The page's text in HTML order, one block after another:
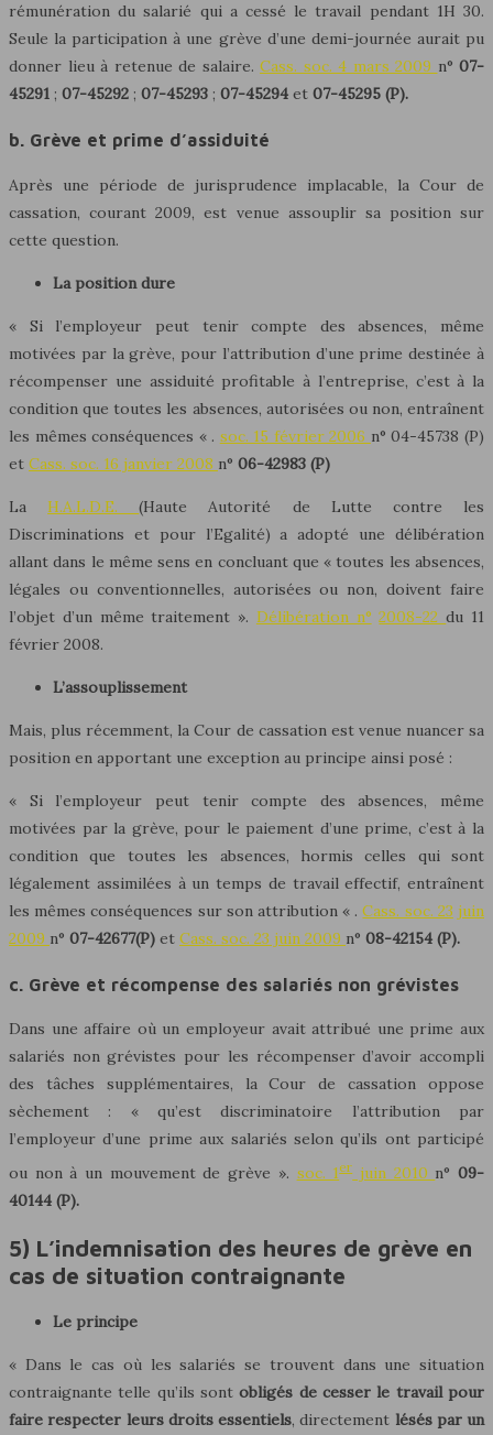
rémunération du salarié qui a cessé le travail pendant 1H 30.
Seule la participation à une grève d’une demi-journée aurait pu
donner lieu à retenue de salaire. Cass. soc. 4 mars 2009 n° 07-
45291 ; 07-45292 ; 07-45293 ; 07-45294 et 07-45295 (P).
b. Grève et prime d’assiduité
Après une période de jurisprudence implacable, la Cour de
cassation, courant 2009, est venue assouplir sa position sur
cette question.
La position dure
« Si l’employeur peut tenir compte des absences, même
motivées par la grève, pour l’attribution d’une prime destinée à
récompenser une assiduité profitable à l’entreprise, c’est à la
condition que toutes les absences, autorisées ou non, entraînent
les mêmes conséquences « . soc. 15 février 2006 n° 04-45738 (P)
et Cass. soc. 16 janvier 2008 n° 06-42983 (P)
La H.A.L.D.E.(Haute Autorité de Lutte contre les
Discriminations et pour l’Egalité) a adopté une délibération
allant dans le même sens en concluant que « toutes les absences,
légales ou conventionnelles, autorisées ou non, doivent faire
l’objet d’un même traitement ». Délibération n° 2008-22du 11
février 2008.
L’assouplissement
Mais, plus récemment, la Cour de cassation est venue nuancer sa
position en apportant une exception au principe ainsi posé :
« Si l’employeur peut tenir compte des absences, même
motivées par la grève, pour le paiement d’une prime, c’est à la
condition que toutes les absences, hormis celles qui sont
légalement assimilées à un temps de travail effectif, entraînent
les mêmes conséquences sur son attribution « .Cass. soc. 23 juin
2009 n° 07-42677(P) et Cass. soc. 23 juin 2009 n° 08-42154 (P).
c. Grève et récompense des salariés non grévistes
Dans une affaire où un employeur avait attribué une prime aux
salariés non grévistes pour les récompenser d’avoir accompli
des tâches supplémentaires, la Cour de cassation oppose
sèchement : « qu’est discriminatoire l’attribution par
l’employeur d’une prime aux salariés selon qu’ils ont participé
ou non à un mouvement de grève ». soc. 1erjuin 2010 n°09-
40144 (P).
5) L’indemnisation des heures de grève en
cas de situation contraignante
Le principe
« Dans le cas où les salariés se trouvent dans une situation
contraignante telle qu’ils sontobligés de cesser le travail pour
faire respecter leurs droits essentiels, directement lésés par un